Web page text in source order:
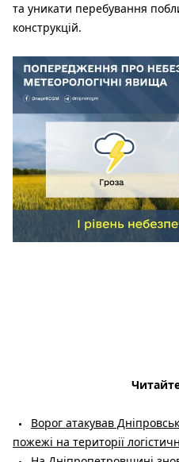
та уникати перебування
конструкцій.
Ворог атакував
пожежі на території